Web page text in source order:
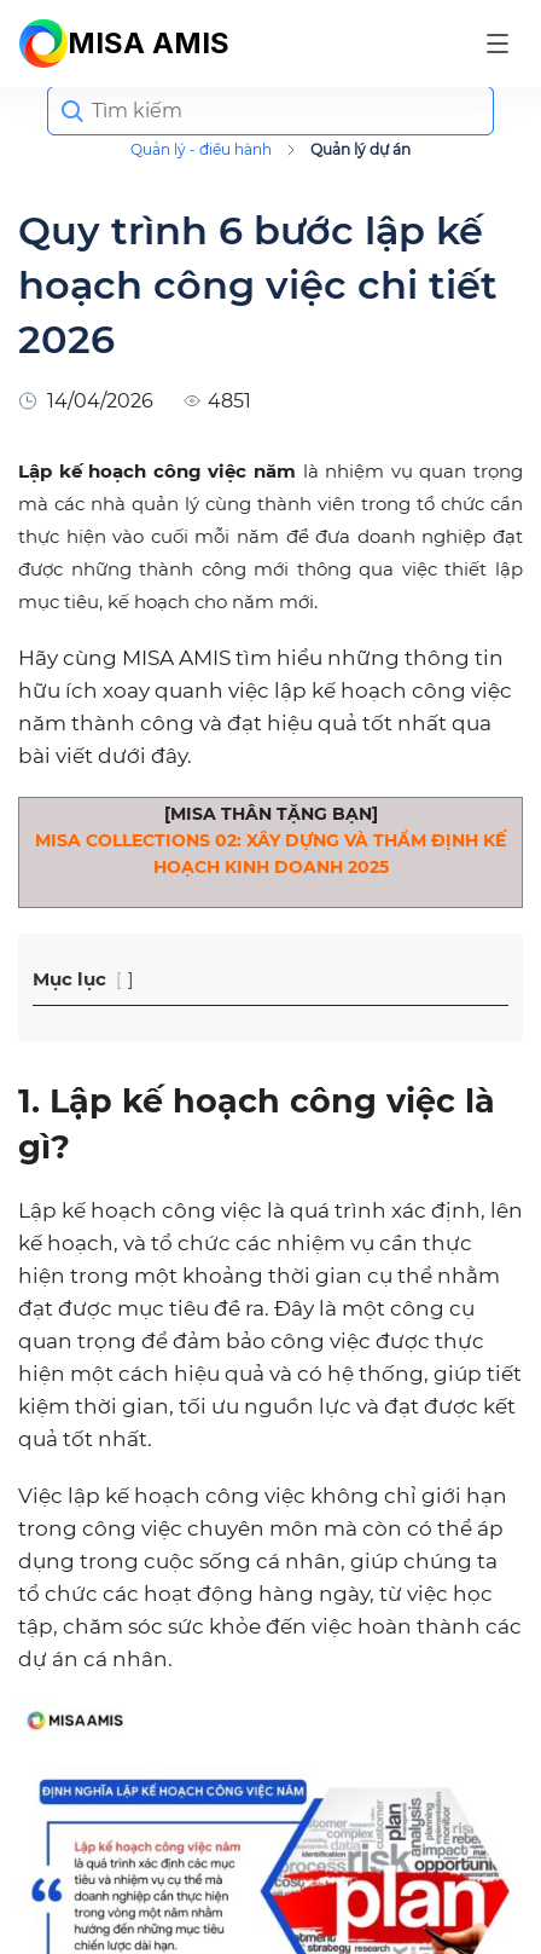
MISA AMIS
Quản lý - điều hành Quản lý dự án
Search
for:
Quy trình 6 bước lập kế
hoạch công việc chi tiết
2026
14/04/2026 4851
Lập kế hoạch công việc năm là nhiệm vụ quan trọng
mà các nhà quản lý cùng thành viên trong tổ chức cần
thực hiện vào cuối mỗi năm để đưa doanh nghiệp đạt
được những thành công mới thông qua việc thiết lập
mục tiêu, kế hoạch cho năm mới.
Hãy cùng MISA AMIS tìm hiểu những thông tin
hữu ích xoay quanh việc lập kế hoạch công việc
năm thành công và đạt hiệu quả tốt nhất qua
bài viết dưới đây.
[MISA THÂN TẶNG BẠN]
MISA COLLECTIONS 02: XÂY DỰNG VÀ THẨM ĐỊNH KẾ
HOẠCH KINH DOANH 2025
Mục lục
1. Lập kế hoạch công việc là
gì?
Lập kế hoạch công việc là quá trình xác định, lên
kế hoạch, và tổ chức các nhiệm vụ cần thực
hiện trong một khoảng thời gian cụ thể nhằm
đạt được mục tiêu đề ra. Đây là một công cụ
quan trọng để đảm bảo công việc được thực
hiện một cách hiệu quả và có hệ thống, giúp tiết
kiệm thời gian, tối ưu nguồn lực và đạt được kết
quả tốt nhất.
Việc lập kế hoạch công việc không chỉ giới hạn
trong công việc chuyên môn mà còn có thể áp
dụng trong cuộc sống cá nhân, giúp chúng ta
tổ chức các hoạt động hàng ngày, từ việc học
tập, chăm sóc sức khỏe đến việc hoàn thành các
dự án cá nhân.